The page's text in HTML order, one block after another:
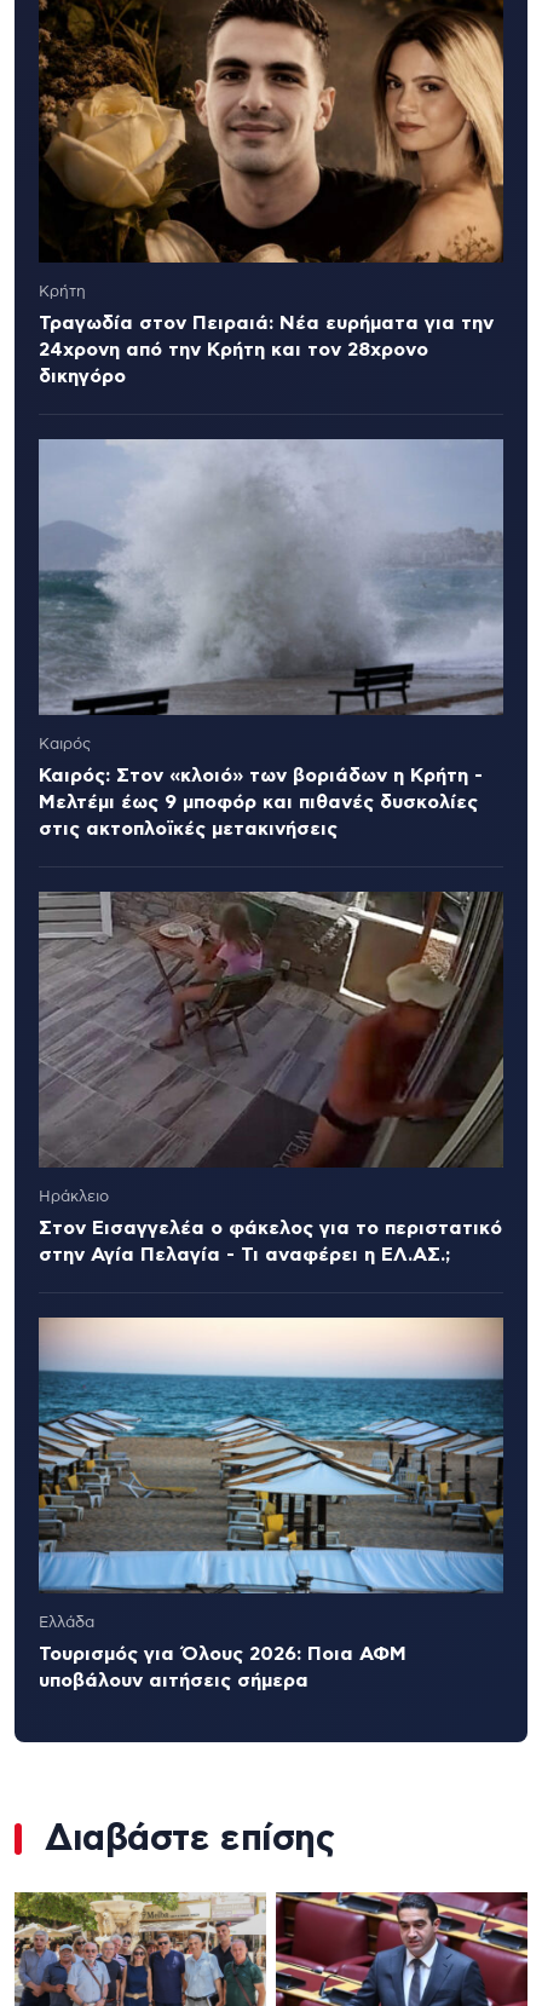
Κρήτη
Τραγωδία στον Πειραιά: Νέα ευρήματα για την
24χρονη από την Κρήτη και τον 28χρονο
δικηγόρο
Καιρός
Καιρός: Στον «κλοιό» των βοριάδων η Κρήτη -
Μελτέμι έως 9 μποφόρ και πιθανές δυσκολίες
στις ακτοπλοϊκές μετακινήσεις
Ηράκλειο
Στον Εισαγγελέα ο φάκελος για το περιστατικό
στην Αγία Πελαγία - Τι αναφέρει η ΕΛ.ΑΣ.;
Ελλάδα
Τουρισμός για Όλους 2026: Ποια ΑΦΜ
υποβάλουν αιτήσεις σήμερα
Διαβάστε επίσης